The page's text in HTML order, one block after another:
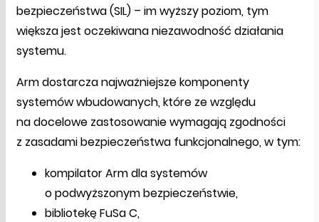
bezpieczeństwa (SIL) – im wyższy poziom, tym
większa jest oczekiwana niezawodność działania
systemu.
Arm dostarcza najważniejsze komponenty
systemów wbudowanych, które ze względu
na docelowe zastosowanie wymagają zgodności
z zasadami bezpieczeństwa funkcjonalnego, w tym:
kompilator Arm dla systemów
o podwyższonym bezpieczeństwie,
bibliotekę FuSa C,